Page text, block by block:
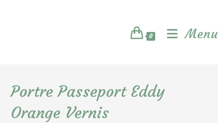
0 Menu
Portre Passeport Eddy
Orange Vernis